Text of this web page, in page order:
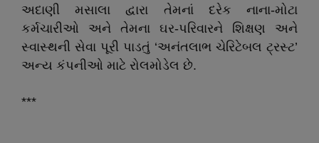
અદાણી મસાલા દ્વારા તેમનાં દરેક નાના-મોટા
કર્મચારીઓ અને તેમના ઘર-પરિવારને શિક્ષણ અને
સ્વાસ્થની સેવા પૂરી પાડતું ‘અનંતલાભ ચેરિટેબલ ટ્રસ્ટ’
અન્ય કંપનીઓ માટે રોલમોડેલ છે.
***